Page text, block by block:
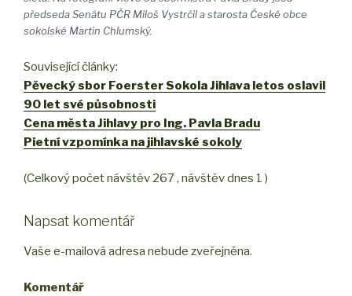
předseda Senátu PČR Miloš Vystrčil a starosta České obce
sokolské Martin Chlumský.
Související články:
Pěvecký sbor Foerster Sokola Jihlava letos oslavil
90 let své působnosti
Cena města Jihlavy pro Ing. Pavla Bradu
Pietní vzpomínka na jihlavské sokoly
(Celkový počet návštěv 267 , návštěv dnes 1 )
Napsat komentář
Vaše e-mailová adresa nebude zveřejněna.
Komentář